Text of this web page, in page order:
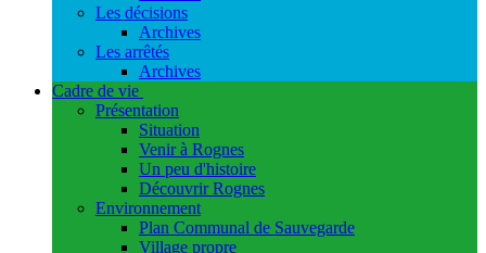
Les décisions
Archives
Les arrêtés
Archives
Cadre de vie
Présentation
Situation
Venir à Rognes
Un peu d'histoire
Découvrir Rognes
Environnement
Plan Communal de Sauvegarde
Village propre